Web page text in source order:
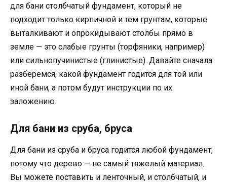
для бани столбчатый фундамент, который не
подходит только кирпичной и тем грунтам, которые
выталкивают и опрокидывают столбы прямо в
земле — это слабые грунты (торфяники, например)
или сильнопучинистые (глинистые). Давайте сначала
разберемся, какой фундамент годится для той или
иной бани, а потом будут инструкции по их
заложению.
Для бани из сруба, бруса
Для бани из сруба и бруса годится любой фундамент,
потому что дерево — не самый тяжелый материал.
Вы можете поставить и ленточный, и столбчатый, и